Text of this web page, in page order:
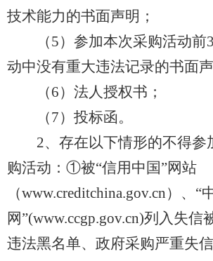
技术能力的书面声明；
（5）参加本次采购活动前3
动中没有重大违法记录的书面声
（6）法人授权书；
（7）投标函。
2、存在以下情形的不得参
购活动：①被“信用中国”网站
（www.creditchina.gov.cn）、“
网”(www.ccgp.gov.cn)列入失信
违法黑名单、政府采购严重失